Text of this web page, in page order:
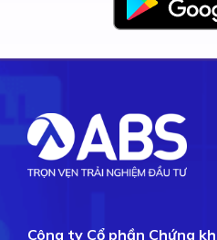
Công ty Cổ phần Chứng